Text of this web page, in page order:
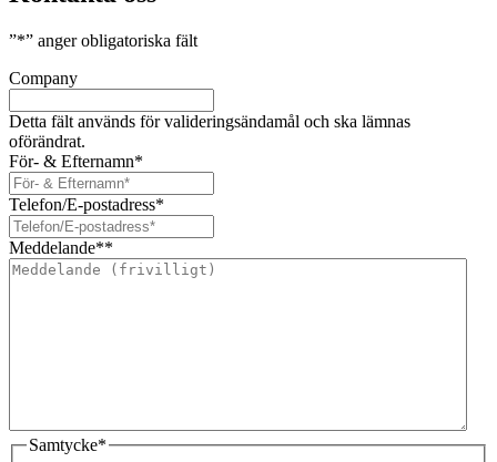
”*” anger obligatoriska fält
Company
Detta fält används för valideringsändamål och ska lämnas
oförändrat.
För- & Efternamn*
Telefon/E-postadress*
Meddelande**
Samtycke*